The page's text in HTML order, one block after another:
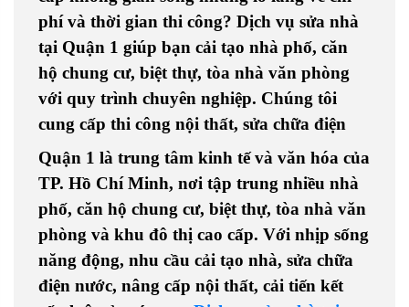
phí và thời gian thi công? Dịch vụ sửa nhà
tại Quận 1 giúp bạn cải tạo nhà phố, căn
hộ chung cư, biệt thự, tòa nhà văn phòng
với quy trình chuyên nghiệp. Chúng tôi
cung cấp thi công nội thất, sửa chữa điện
Quận 1 là trung tâm kinh tế và văn hóa của
TP. Hồ Chí Minh, nơi tập trung nhiều nhà
phố, căn hộ chung cư, biệt thự, tòa nhà văn
phòng và khu đô thị cao cấp. Với nhịp sống
năng động, nhu cầu cải tạo nhà, sửa chữa
điện nước, nâng cấp nội thất, cải tiến kết